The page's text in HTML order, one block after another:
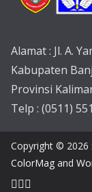
Alamat : Jl. A.
Kabupaten
Provinsi
Telp : (0511)
Copyright © 2026
ColorMag and